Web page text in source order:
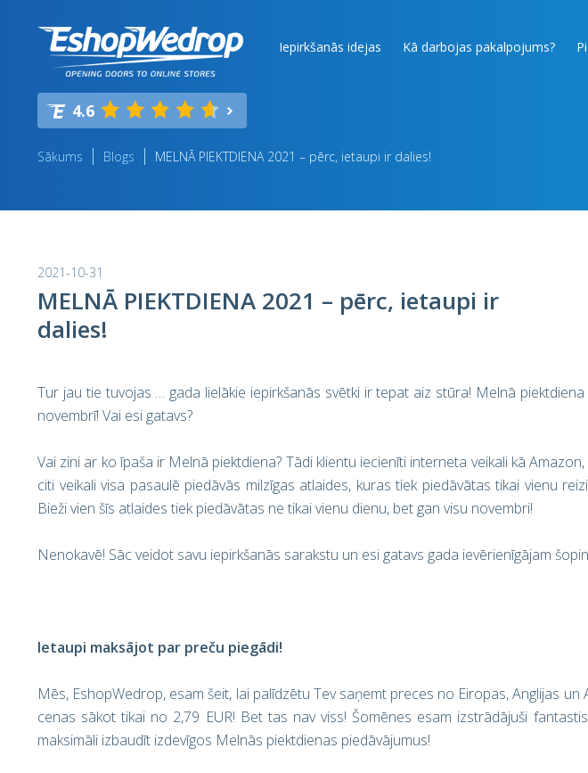
Iepirkšanās idejas Kā darbojas pakalpojums?
4.6
Sākums Blogs MELNĀ PIEKTDIENA 2021 – pērc, ietaupi ir dalies!
2021-10-31
MELNĀ PIEKTDIENA 2021 – pērc, ietaupi ir
dalies!
Tur jau tie tuvojas … gada lielākie iepirkšanās svētki ir tepat aiz stūra! Melnā
novembrī! Vai esi gatavs?
Vai zini ar ko īpaša ir Melnā piektdiena? Tādi klientu iecienīti interneta veikali kā
citi veikali visa pasaulē piedāvās milzīgas atlaides, kuras tiek piedāvātas tikai vienu
Bieži vien šīs atlaides tiek piedāvātas ne tikai vienu dienu, bet gan visu novembri!
Nenokavē! Sāc veidot savu iepirkšanās sarakstu un esi gatavs gada ievērienīgājam
Ietaupi maksājot par preču piegādi!
Mēs, EshopWedrop, esam šeit, lai palīdzētu Tev saņemt preces no Eiropas, Anglijas un
cenas sākot tikai no 2,79 EUR! Bet tas nav viss! Šomēnes esam izstrādājuši
maksimāli izbaudīt izdevīgos Melnās piektdienas piedāvājumus!